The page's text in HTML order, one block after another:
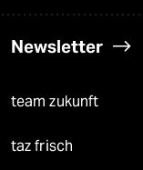
Newsletter
team zukunft
taz frisch